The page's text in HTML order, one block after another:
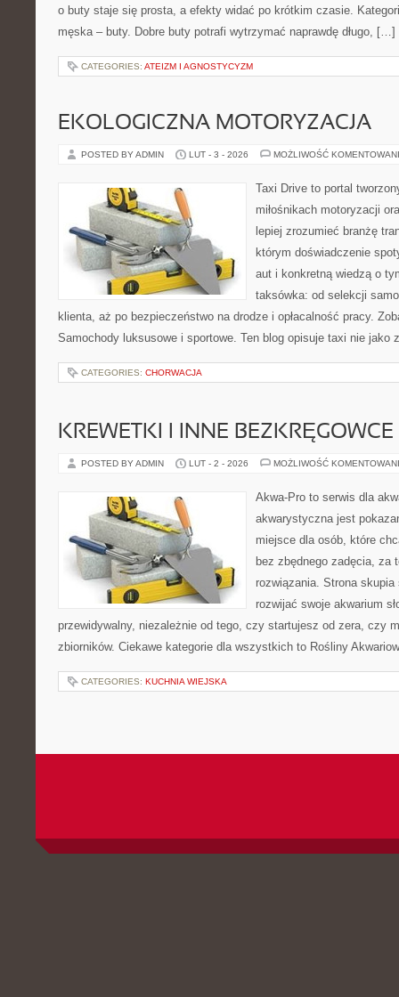
o buty staje się prosta, a efekty widać po krótkim czasie.
męska – buty. Dobre buty potrafi wytrzymać naprawdę długo, […]
CATEGORIES: ATEIZM I AGNOSTYCYZM
EKOLOGICZNA MOTORYZACJA
POSTED BY ADMIN LUT - 3 - 2026 MOŻLIWOŚĆ
Taxi Drive to portal
miłośnikach motoryzacji
lepiej zrozumieć branżę
którym doświadczenie
aut i konkretną wiedzą o
taksówka: od selekcji
klienta, aż po bezpieczeństwo na drodze i opłacalność pracy.
Samochody luksusowe i sportowe. Ten blog opisuje taxi nie jako
CATEGORIES: CHORWACJA
KREWETKI I INNE BEZKRĘGOWCE
POSTED BY ADMIN LUT - 2 - 2026 MOŻLIWOŚĆ
Akwa-Pro to serwis dla
akwarystyczna jest
miejsce dla osób, które
bez zbędnego zadęcia, za
rozwiązania. Strona
rozwijać swoje akwarium
przewidywalny, niezależnie od tego, czy startujesz od zera, czy
zbiorników. Ciekawe kategorie dla wszystkich to Rośliny
CATEGORIES: KUCHNIA WIEJSKA